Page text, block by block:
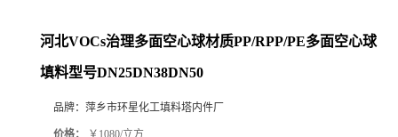
河北VOCs治理多面空心球材质PP/RPP/PE多面空心球
填料型号DN25DN38DN50
品牌： 萍乡市环星化工填料塔内件厂
价格： ￥1080/立方